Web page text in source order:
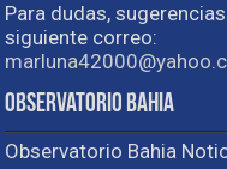
Para dudas,
siguiente correo:
Observatorio Bahia
Observatorio Bahia